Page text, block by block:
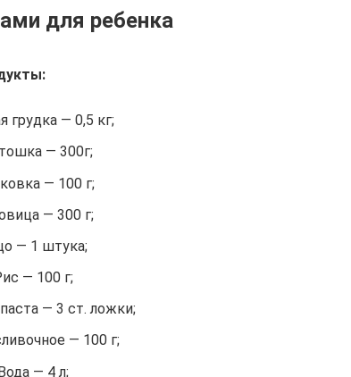
для ребенка
грудка — 0,5 кг;
— 300г;
— 100 г;
— 300 г;
— 1 штука;
— 100 г;
— 3 ст. ложки;
— 100 г;
— 4 л;